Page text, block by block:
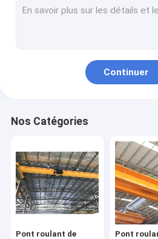
Crane Hoist électrique
Grue portaile de port
Plate-forme de levage
Pont érigeant la machine
Continuer
Nos Catégories
Pont roulant de
Pont